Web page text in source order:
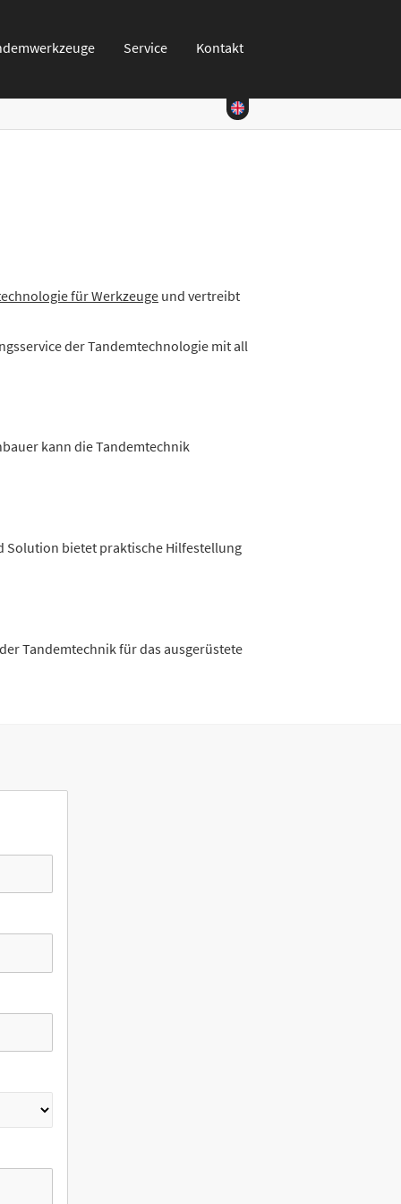
Service Kontakt
für Werkzeuge und vertreibt
der Tandemtechnologie mit all
kann die Tandemtechnik
Solution bietet praktische Hilfestellung
Tandemtechnik für das ausgerüstete